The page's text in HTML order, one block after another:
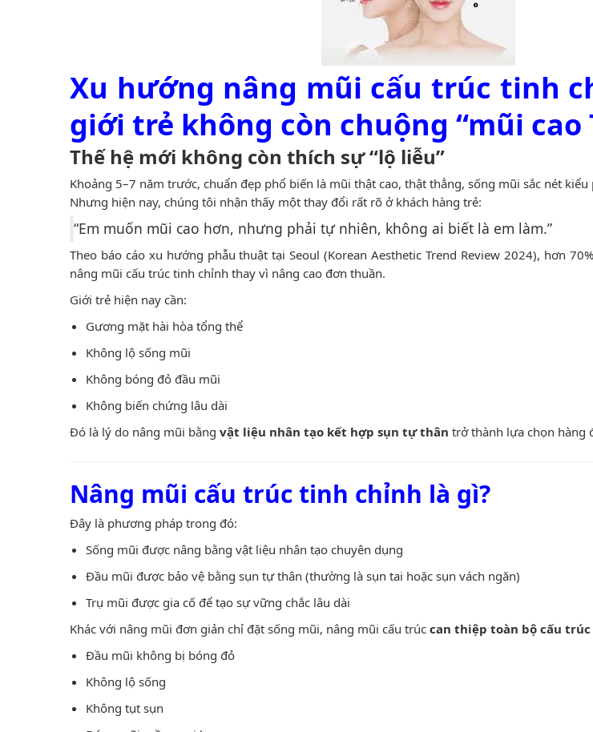
Xu hướng nâng mũi cấu trúc tinh
giới trẻ không còn chuộng “mũi cao
Thế hệ mới không còn thích sự “lộ liễu”
Khoảng 5–7 năm trước, chuẩn đẹp phổ biến là mũi thật cao, thật thẳng, sống mũi sắc nét kiểu
Nhưng hiện nay, chúng tôi nhận thấy một thay đổi rất rõ ở khách hàng trẻ:
“Em muốn mũi cao hơn, nhưng phải tự nhiên, không ai biết là em làm.”
Theo báo cáo xu hướng phẫu thuật tại Seoul (Korean Aesthetic Trend Review 2024), hơn
nâng mũi cấu trúc tinh chỉnh thay vì nâng cao đơn thuần.
Giới trẻ hiện nay cần:
Gương mặt hài hòa tổng thể
Không lộ sống mũi
Không bóng đỏ đầu mũi
Không biến chứng lâu dài
Đó là lý do nâng mũi bằng vật liệu nhân tạo kết hợp sụn tự thân trở thành lựa chọn hàng
Nâng mũi cấu trúc tinh chỉnh là gì?
Đây là phương pháp trong đó:
Sống mũi được nâng bằng vật liệu nhân tạo chuyên dụng
Đầu mũi được bảo vệ bằng sụn tự thân (thường là sụn tai hoặc sụn vách ngăn)
Trụ mũi được gia cố để tạo sự vững chắc lâu dài
Khác với nâng mũi đơn giản chỉ đặt sống mũi, nâng mũi cấu trúc can thiệp toàn bộ cấu
Đầu mũi không bị bóng đỏ
Không lộ sống
Không tụt sụn